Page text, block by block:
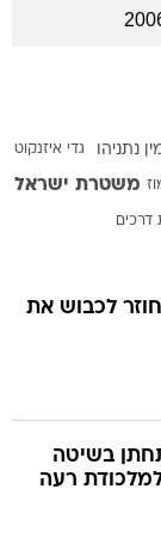
נתניהו גדי איזנקוט
משטרת ישראל
דרכים
לכבוש את
בשיטה
רעה